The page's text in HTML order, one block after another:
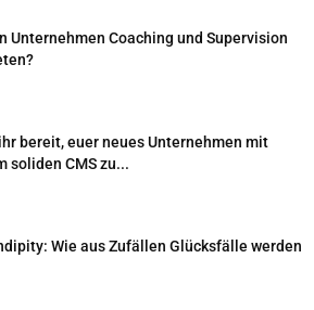
Unternehmen Coaching und Supervision
bereit, euer neues Unternehmen mit
soliden CMS zu...
Wie aus Zufällen Glücksfälle werden